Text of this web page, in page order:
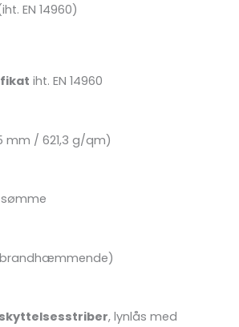
EN 14960)
iht. EN 14960
mm / 621,3 g/qm)
, lynlås med